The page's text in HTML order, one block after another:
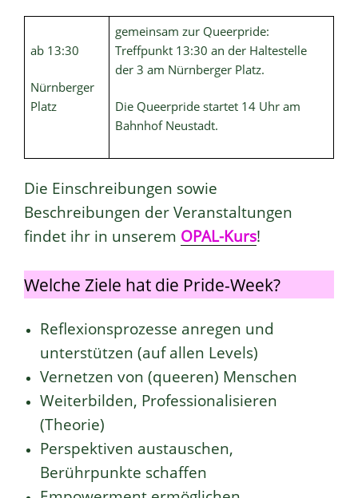
ab 13:30
Nürnberger
Platz
gemeinsam zur Queerpride:
Treffpunkt 13:30 an der Haltestelle
der 3 am Nürnberger Platz.
Die Queerpride startet 14 Uhr am
Bahnhof Neustadt.
Die Einschreibungen sowie
Beschreibungen der Veranstaltungen
findet ihr in unserem OPAL-Kurs!
Welche Ziele hat die Pride-Week?
Reflexionsprozesse anregen und
unterstützen (auf allen Levels)
Vernetzen von (queeren) Menschen
Weiterbilden, Professionalisieren
(Theorie)
Perspektiven austauschen,
Berührpunkte schaffen